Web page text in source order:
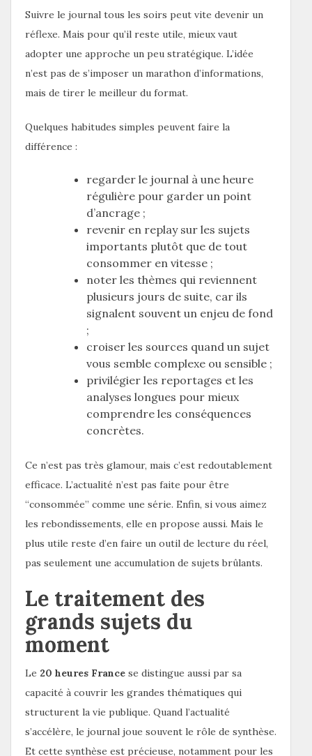
Suivre le journal tous les soirs peut vite devenir un
réflexe. Mais pour qu’il reste utile, mieux vaut
adopter une approche un peu stratégique. L’idée
n’est pas de s’imposer un marathon d’informations,
mais de tirer le meilleur du format.
Quelques habitudes simples peuvent faire la
différence :
regarder le journal à une heure
régulière pour garder un point
d’ancrage ;
revenir en replay sur les sujets
importants plutôt que de tout
consommer en vitesse ;
noter les thèmes qui reviennent
plusieurs jours de suite, car ils
signalent souvent un enjeu de fond
;
croiser les sources quand un sujet
vous semble complexe ou sensible ;
privilégier les reportages et les
analyses longues pour mieux
comprendre les conséquences
concrètes.
Ce n’est pas très glamour, mais c’est redoutablement
efficace. L’actualité n’est pas faite pour être
“consommée” comme une série. Enfin, si vous aimez
les rebondissements, elle en propose aussi. Mais le
plus utile reste d’en faire un outil de lecture du réel,
pas seulement une accumulation de sujets brûlants.
Le traitement des
grands sujets du
moment
Le 20 heures France se distingue aussi par sa
capacité à couvrir les grandes thématiques qui
structurent la vie publique. Quand l’actualité
s’accélère, le journal joue souvent le rôle de synthèse.
Et cette synthèse est précieuse, notamment pour les